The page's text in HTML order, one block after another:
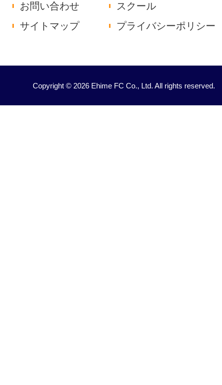
お問い合わせ
スクール
サイトマップ
プライバシーポリシー
Copyright © 2026 Ehime FC Co., Ltd. All rights reserved.